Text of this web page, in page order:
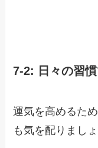
7-2: 日々の習
運気を高めるた
も気を配りましょ